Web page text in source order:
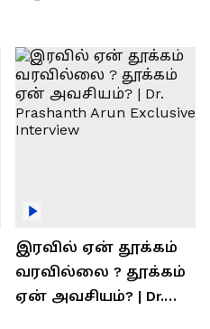
இரவில் ஏன் தூக்கம்
வரவில்லை ? தூக்கம்
ஏன் அவசியம்? | Dr.